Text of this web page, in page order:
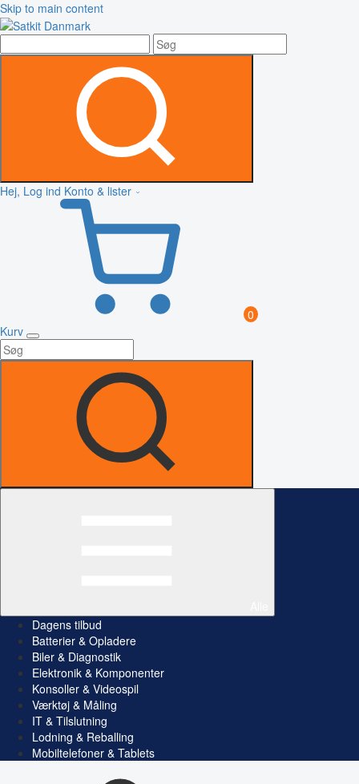
Skip to main content
Hej, Log ind Konto & lister
0
Kurv
Dagens tilbud
Batterier & Opladere
Biler & Diagnostik
Elektronik & Komponenter
Konsoller & Videospil
Værktøj & Måling
IT & Tilslutning
Lodning & Reballing
Mobiltelefoner & Tablets